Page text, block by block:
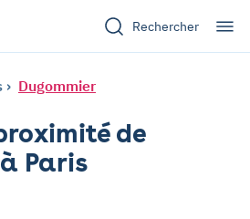
Rechercher
Dugommier
de
Paris